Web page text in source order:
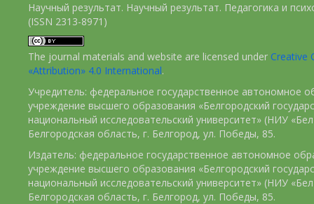
Научный результат. Научный результат. Педагогика и
(ISSN 2313-8971)
The journal materials and website are licensed under Creative
«Attribution» 4.0 International.
Учредитель: федеральное государственное автономное
учреждение высшего образования «Белгородский
национальный исследовательский университет» (НИУ
Белгородская область, г. Белгород, ул. Победы, 85.
Издатель: федеральное государственное автономное
учреждение высшего образования «Белгородский
национальный исследовательский университет» (НИУ
Белгородская область, г. Белгород, ул. Победы, 85.